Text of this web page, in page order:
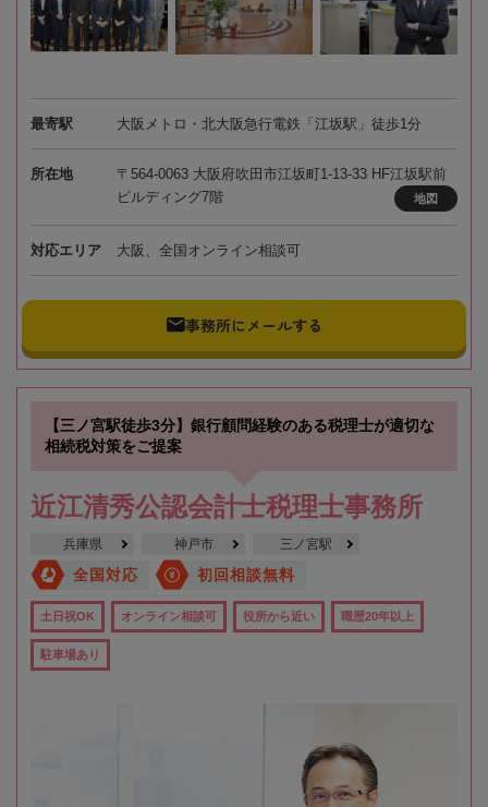
最寄駅 大阪メトロ・北大阪急行電鉄「江坂駅」徒歩1分
所在地
〒564-0063 大阪府吹田市江坂町1-13-33 HF江坂駅前
ビルディング7階
地図
対応エリア 大阪、全国オンライン相談可
事務所にメールする
【三ノ宮駅徒歩3分】銀行顧問経験のある税理士が適切な
相続税対策をご提案
近江清秀公認会計士税理士事務所
兵庫県 神戸市 三ノ宮駅
全国対応 初回相談無料
土日祝OK オンライン相談可 役所から近い 職歴20年以上
駐車場あり